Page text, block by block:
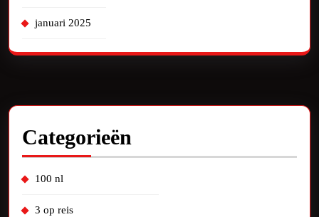
januari 2025
Categorieën
100 nl
3 op reis